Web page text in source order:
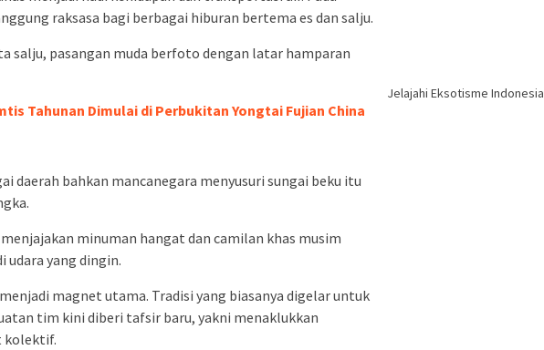
raksasa bagi berbagai hiburan bertema es dan salju.
salju, pasangan muda berfoto dengan latar hamparan
Tahunan Dimulai di Perbukitan Yongtai Fujian China
daerah bahkan mancanegara menyusuri sungai beku itu
minuman hangat dan camilan khas musim
udara yang dingin.
magnet utama. Tradisi yang biasanya digelar untuk
tim kini diberi tafsir baru, yakni menaklukkan
kolektif.
Jelajahi Eksotisme Indonesia